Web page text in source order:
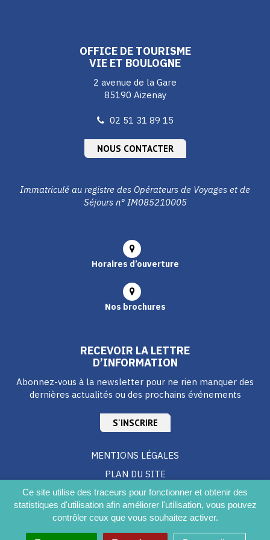
Ce site utilise des traceurs pour fonctionner et obtenir des
statistiques d'utilisation afin améliorer l'utilisation, vous pouvez
contrôler ceux que vous souhaitez activer.
OFFICE DE TOURISME
VIE ET BOULOGNE
2 avenue de la Gare
85190 Aizenay
02 51 31 89 15
NOUS CONTACTER
Immatriculé au registre des Opérateurs de Voyages et de
Séjours n° IM085210005
Horaires d’ouverture
Nos brochures
RECEVOIR LA LETTRE
D’INFORMATION
Abonnez-vous à la newsletter pour ne rien manquer des
dernières actualités ou des prochains événements
S'INSCRIRE
MENTIONS LÉGALES
PLAN DU SITE
CRÉDITS
ACCESSIBILITÉ DU SITE